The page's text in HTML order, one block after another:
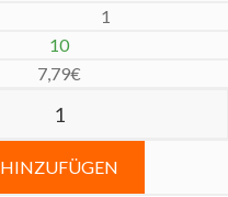
1
10
7,79€
HINZUFÜGEN